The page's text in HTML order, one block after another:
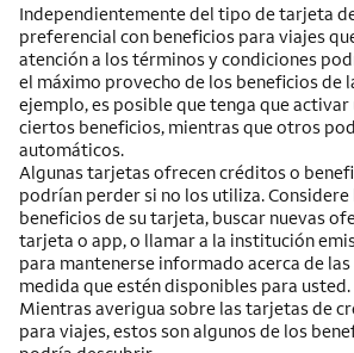
Independientemente del tipo de tarjeta
preferencial con beneficios para viajes
atención a los términos y condiciones
el máximo provecho de los beneficios de
ejemplo, es posible que tenga que
ciertos beneficios, mientras que otros
automáticos.
Algunas tarjetas ofrecen créditos o
podrían perder si no los utiliza. Considere
beneficios de su tarjeta, buscar nuevas
tarjeta o app, o llamar a la institución
para mantenerse informado acerca de
medida que estén disponibles para usted.
Mientras averigua sobre las tarjetas de
para viajes, estos son algunos de los